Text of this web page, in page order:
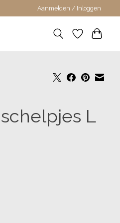
Aanmelden / Inloggen
L